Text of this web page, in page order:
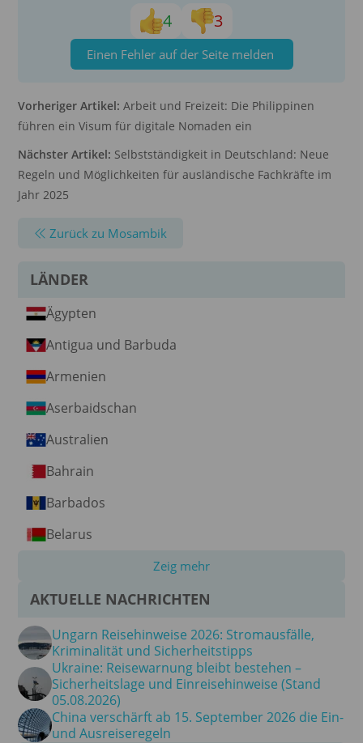
4 3
Einen Fehler auf der Seite melden
Vorheriger Artikel: Arbeit und Freizeit: Die Philippinen
führen ein Visum für digitale Nomaden ein
Nächster Artikel: Selbstständigkeit in Deutschland: Neue
Regeln und Möglichkeiten für ausländische Fachkräfte im
Jahr 2025
Zurück zu Mosambik
LÄNDER
Ägypten
Antigua und Barbuda
Armenien
Aserbaidschan
Australien
Bahrain
Barbados
Belarus
Zeig mehr
AKTUELLE NACHRICHTEN
Ungarn Reisehinweise 2026: Stromausfälle,
Kriminalität und Sicherheitstipps
Ukraine: Reisewarnung bleibt bestehen –
Sicherheitslage und Einreisehinweise (Stand
05.08.2026)
China verschärft ab 15. September 2026 die Ein-
und Ausreiseregeln